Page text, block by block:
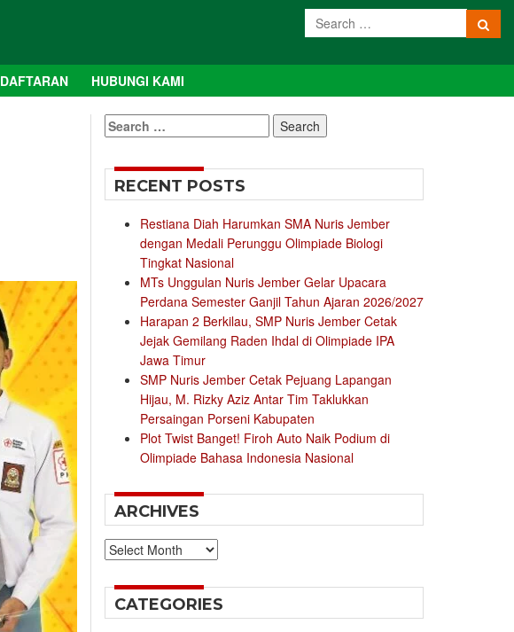
HUBUNGI KAMI
Search
for:
RECENT POSTS
Restiana Diah Harumkan SMA Nuris Jember
dengan Medali Perunggu Olimpiade Biologi
Tingkat Nasional
MTs Unggulan Nuris Jember Gelar Upacara
Perdana Semester Ganjil Tahun Ajaran 2026/2027
Harapan 2 Berkilau, SMP Nuris Jember Cetak
Jejak Gemilang Raden Ihdal di Olimpiade IPA
Jawa Timur
SMP Nuris Jember Cetak Pejuang Lapangan
Hijau, M. Rizky Aziz Antar Tim Taklukkan
Persaingan Porseni Kabupaten
Plot Twist Banget! Firoh Auto Naik Podium di
Olimpiade Bahasa Indonesia Nasional
ARCHIVES
Archives
CATEGORIES